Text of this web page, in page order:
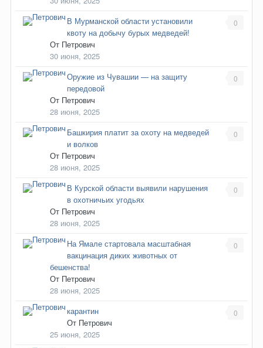
0
В Мурманской области установили
квоту на добычу бурых медведей!
От Петрович
30 июня, 2025
0
Оружие из Чувашии — на защиту
передовой
От Петрович
28 июня, 2025
0
Башкирия платит за охоту на медведей
и волков
От Петрович
28 июня, 2025
0
В Курской области выявили нарушения
в охотничьих угодьях
От Петрович
28 июня, 2025
0
На Ямале стартовала масштабная
вакцинация диких животных от
бешенства!
От Петрович
28 июня, 2025
0
карантин
От Петрович
25 июня, 2025